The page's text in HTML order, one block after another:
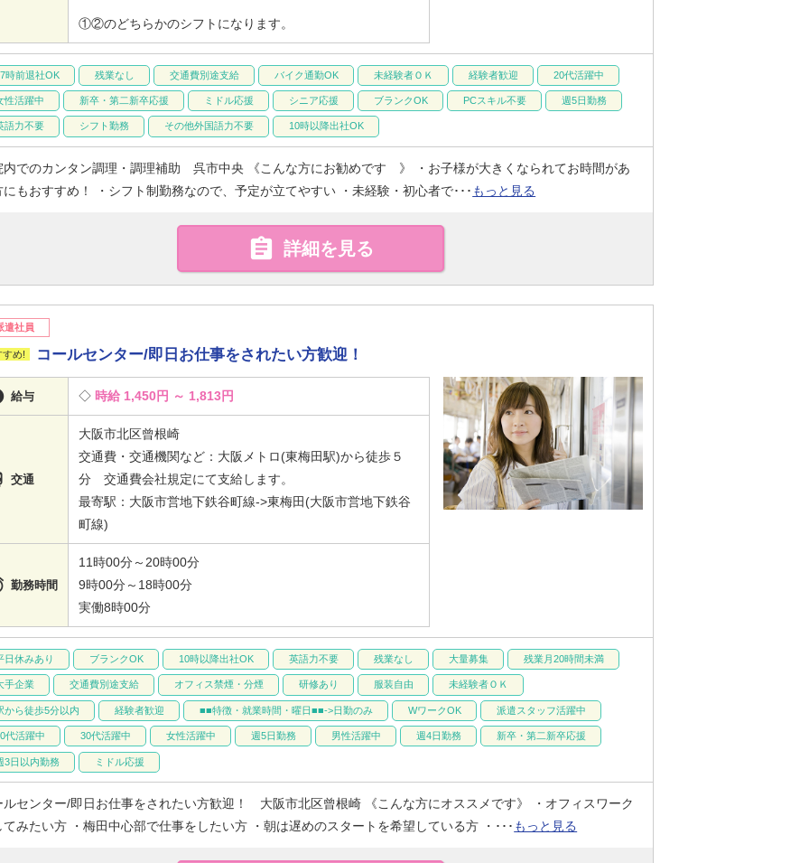
①②のどちらかのシフトになります。
時前退社OK 残業なし 交通費別途支給 バイク通勤OK 未経験者ＯＫ 経験者歓迎 20代活躍中
性活躍中 新卒・第二新卒応援 ミドル応援 シニア応援 ブランクOK PCスキル不要 週5日勤務
語力不要 シフト勤務 その他外国語力不要 10時以降出社OK
内でのカンタン調理・調理補助 呉市中央 《こんな方にお勧めです 》 ・お子様が大きくなられてお時間があ
にもおすすめ！ ・シフト制勤務なので、予定が立てやすい ・未経験・初心者で･･･ もっと見る
 詳細を見る
遣社員
コールセンター/即日お仕事をされたい方歓迎！
給与 時給 1,450円 ～ 1,813円
交通
大阪市北区曾根崎
交通費・交通機関など：大阪メトロ(東梅田駅)から徒歩５
分 交通費会社規定にて支給します。
最寄駅：大阪市営地下鉄谷町線->東梅田(大阪市営地下鉄谷
町線)
勤務時間
11時00分～20時00分
9時00分～18時00分
実働8時00分
日休みあり ブランクOK 10時以降出社OK 英語力不要 残業なし 大量募集 残業月20時間未満
手企業 交通費別途支給 オフィス禁煙・分煙 研修あり 服装自由 未経験者ＯＫ
から徒歩5分以内 経験者歓迎 ■■特徴・就業時間・曜日■■->日勤のみ WワークOK 派遣スタッフ活躍中
代活躍中 30代活躍中 女性活躍中 週5日勤務 男性活躍中 週4日勤務 新卒・第二新卒応援
3日以内勤務 ミドル応援
ルセンター/即日お仕事をされたい方歓迎！ 大阪市北区曾根崎 《こんな方にオススメです》 ・オフィスワーク
てみたい方 ・梅田中心部で仕事をしたい方 ・朝は遅めのスタートを希望している方 ・･･･ もっと見る